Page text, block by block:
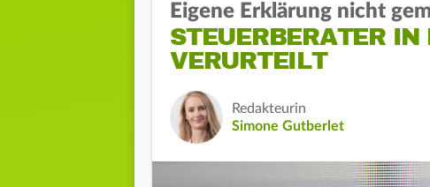
Eigene Erklärung nicht
STEUERBERATER
VERURTEILT
Redakteurin
Simone Gutberlet